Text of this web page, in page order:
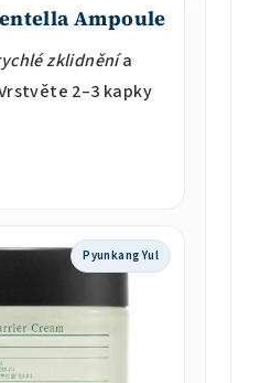
Ampoule
zklidněnía
2–3 kapky
Pyunkang Yul